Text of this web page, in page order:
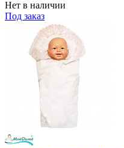
Нет в наличии
Под заказ